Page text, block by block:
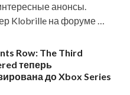
анонсы.
Klobrille на форуме …
Row: The Third
теперь
до Xbox Series